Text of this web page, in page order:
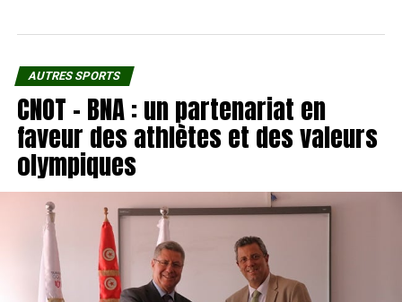
AUTRES SPORTS
CNOT – BNA : un partenariat en
faveur des athlètes et des valeurs
olympiques